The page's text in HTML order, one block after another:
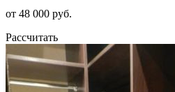
от 48 000 руб.
Рассчитать